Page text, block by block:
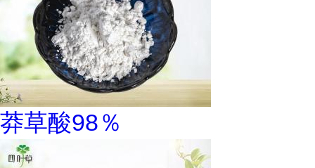
莽草酸98％